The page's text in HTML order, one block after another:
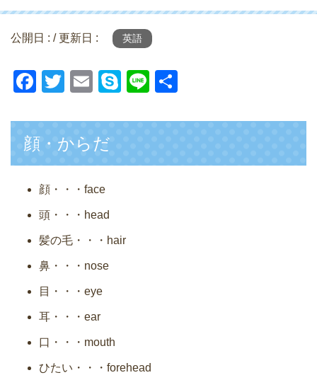
公開日 : / 更新日 : 英語
F
c
e
b
o
o
k
T
tt
er
E
ail
S
p
Li
e
顔・からだ
顔・・・face
頭・・・head
髪の毛・・・hair
鼻・・・nose
目・・・eye
耳・・・ear
口・・・mouth
ひたい・・・forehead